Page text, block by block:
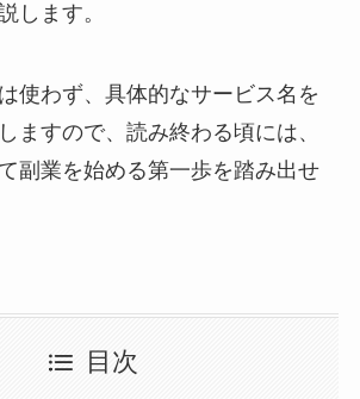
します。
使わず、具体的なサービス名を
ますので、読み終わる頃には、
副業を始める第一歩を踏み出せ
目次